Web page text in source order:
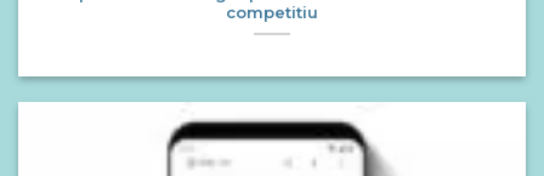
competitiu